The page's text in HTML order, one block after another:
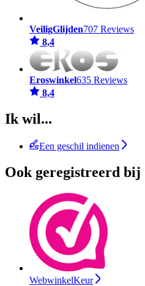
VeiligGlijden707 Reviews
8,4
Eroswinkel635 Reviews
8,4
Ik wil...
Een geschil indienen
Ook geregistreerd bij
WebwinkelKeur